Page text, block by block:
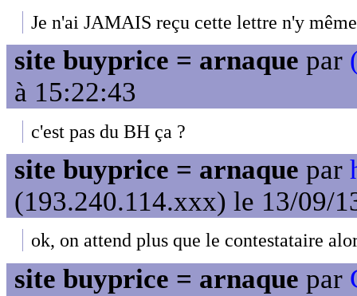
Je n'ai JAMAIS reçu cette lettre n'y
site buyprice = arnaque par
à 15:22:43
c'est pas du BH ça ?
site buyprice = arnaque par
(193.240.114.xxx) le 13/09/
ok, on attend plus que le contestataire
site buyprice = arnaque par